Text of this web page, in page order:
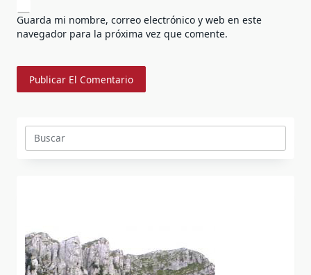
Guarda mi nombre, correo electrónico y web en este
navegador para la próxima vez que comente.
Buscar: